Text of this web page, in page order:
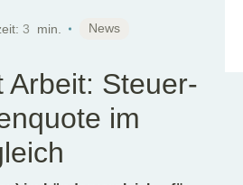
3 min. News
Arbeit: Steuer-
im